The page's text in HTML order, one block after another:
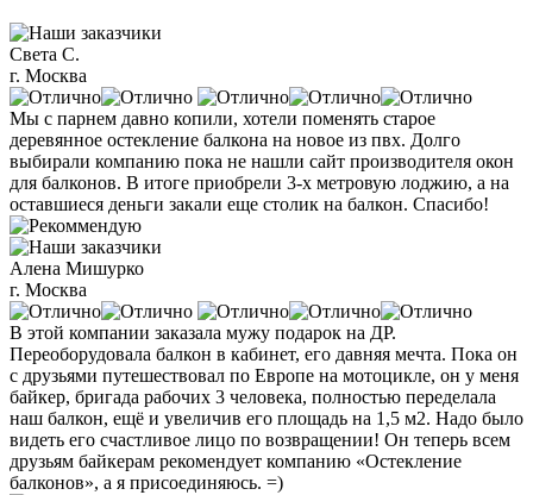
Света С.
г. Москва
Мы с парнем давно копили, хотели поменять старое
деревянное остекление балкона на новое из пвх. Долго
выбирали компанию пока не нашли сайт производителя окон
для балконов. В итоге приобрели 3-х метровую лоджию, а на
оставшиеся деньги закали еще столик на балкон. Спасибо!
Алена Мишурко
г. Москва
В этой компании заказала мужу подарок на ДР.
Переоборудовала балкон в кабинет, его давняя мечта. Пока он
с друзьями путешествовал по Европе на мотоцикле, он у меня
байкер, бригада рабочих 3 человека, полностью переделала
наш балкон, ещё и увеличив его площадь на 1,5 м2. Надо было
видеть его счастливое лицо по возвращении! Он теперь всем
друзьям байкерам рекомендует компанию «Остекление
балконов», а я присоединяюсь. =)